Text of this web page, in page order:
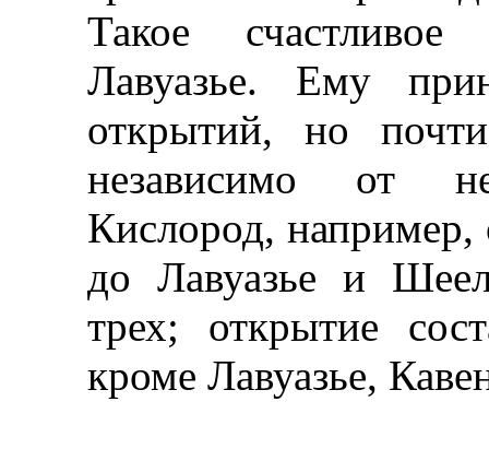
Такое счастливое
Лавуазье. Ему
открытий, но
независимо от
Кислород,
до Лавуазье и
трех; открытие
кроме Лавуазье,